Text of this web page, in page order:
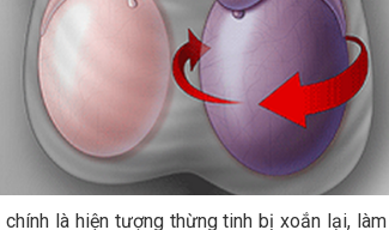
là hiện tượng thừng tinh bị xoắn lại,